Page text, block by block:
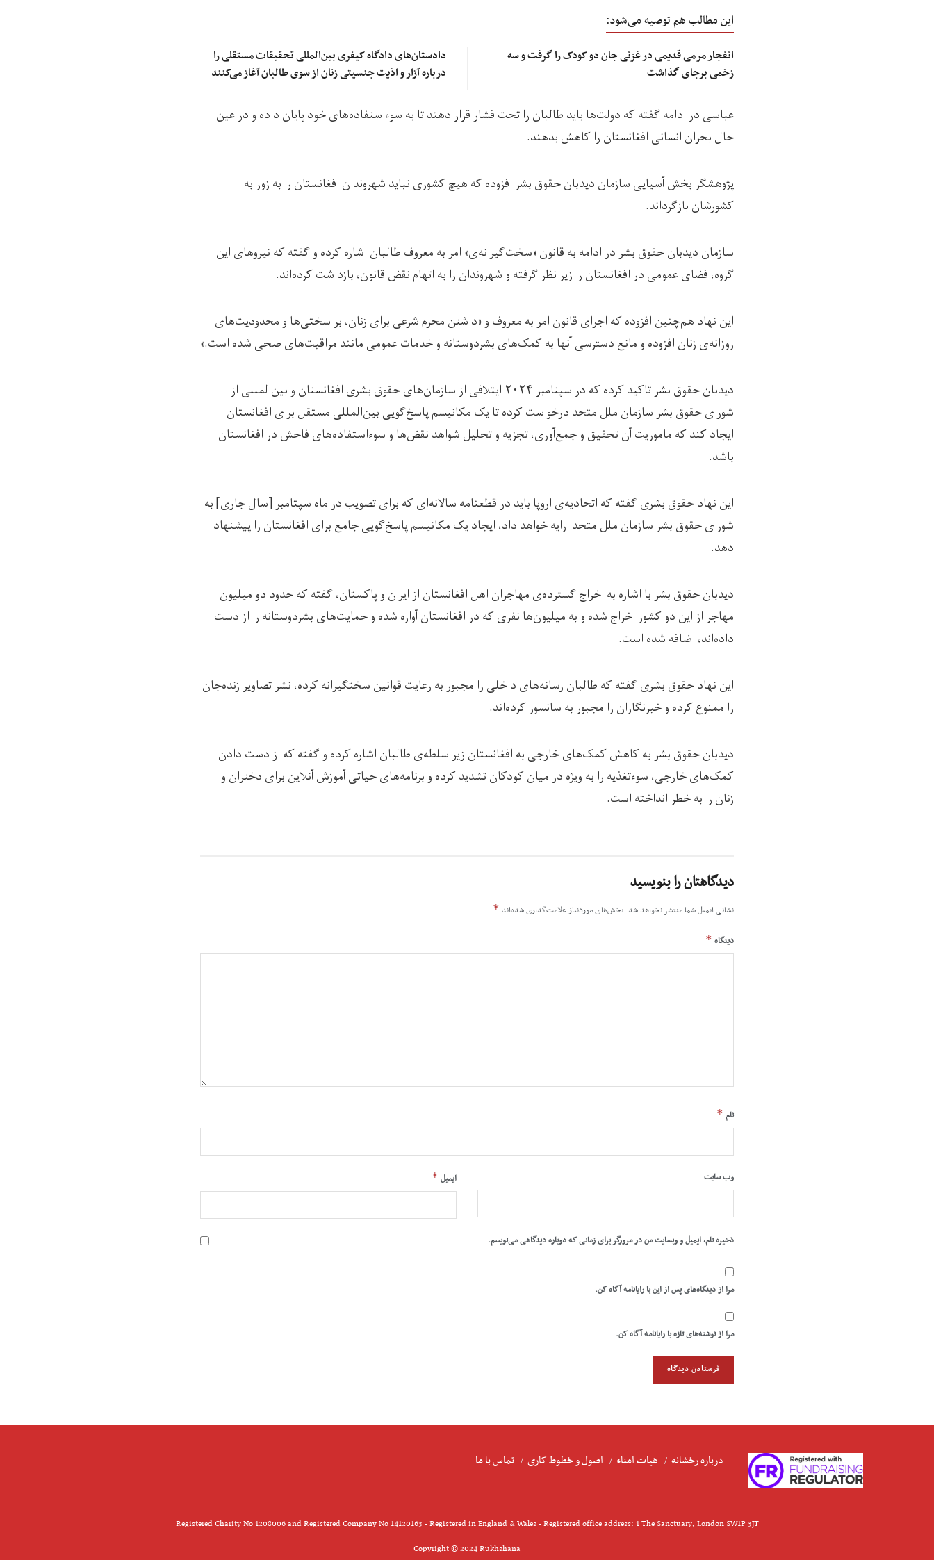
این مطالب هم توصیه می‌شود:
انفجار مرمی قدیمی در غزنی جان دو کودک را گرفت و سه
زخمی برجای گذاشت
دادستان‌های دادگاه کیفری بین‌المللی تحقیقات مستقلی را
درباره آزار و اذیت جنسیتی زنان از سوی طالبان آغاز می‌کنند
عباسی در ادامه گفته که دولت‌ها باید طالبان را تحت فشار قرار دهند تا به سوءاستفاده‌های خود پایان داده و در عین
حال بحران انسانی افغانستان را کاهش بدهند.
پژوهشگر بخش آسیایی سازمان دیدبان حقوق بشر افزوده که هیچ کشوری نباید شهروندان افغانستان را به زور به
کشورشان بازگرداند.
سازمان دیدبان حقوق بشر در ادامه به قانون «سخت‌گیرانه‌ی» امر به معروف طالبان اشاره کرده و گفته که نیروهای این
گروه، فضای عمومی در افغانستان را زیر نظر گرفته‌ و شهروندان را به اتهام نقض قانون، بازداشت کرده‌اند.
این نهاد هم‌چنین افزوده که اجرای قانون امر به معروف و «داشتن محرم شرعی برای زنان، بر سختی‌ها و محدودیت‌های
روزانه‌ی زنان افزوده و مانع دسترسی آنها به کمک‌های بشردوستانه و خدمات عمومی مانند مراقبت‌های صحی شده است.»
دیدبان حقوق بشر تاکید کرده که در سپتامبر ۲۰۲۴ ایتلافی از سازمان‌های حقوق بشری افغانستان و بین‌المللی از
شورای حقوق بشر سازمان ملل متحد درخواست کرده تا یک مکانیسم پاسخ‌گویی بین‌المللی مستقل برای افغانستان
ایجاد کند که ماموریت آن تحقیق و جمع‌آوری، تجزیه و تحلیل شواهد نقض‌ها و سوءاستفاده‌های فاحش در افغانستان
باشد.
این نهاد حقوق بشری گفته که اتحادیه‌ی اروپا باید در قطعنامه سالانه‌ای که برای تصویب در ماه سپتامبر [سال جاری] به
شورای حقوق بشر سازمان ملل متحد ارایه خواهد داد، ایجاد یک مکانیسم پاسخ‌گویی جامع برای افغانستان را پیشنهاد
دهد.
دیدبان حقوق بشر با اشاره به اخراج گسترده‌ی مهاجران اهل افغانستان از ایران و پاکستان، گفته که حدود دو میلیون
مهاجر از این دو کشور اخراج شده و به میلیون‌ها نفری که در افغانستان آواره شده‌ و حمایت‌های بشردوستانه را از دست
داده‌‌اند، اضافه شده است.
این نهاد حقوق بشری گفته که طالبان رسانه‌های داخلی را مجبور به رعایت قوانین سختگیرانه‌ کرده، نشر تصاویر زنده‌جان
را ممنوع کرده و خبرنگاران را مجبور به سانسور کرده‌اند.
دیدبان حقوق بشر به کاهش کمک‌های خارجی به افغانستان زير سلطه‌ی طالبان اشاره کرده و گفته که از دست دادن
کمک‌های خارجی، سوءتغذیه را به ویژه در میان کودکان تشدید کرده و برنامه‌های حیاتی آموزش آنلاین برای دختران و
زنان را به خطر انداخته است.
دیدگاهتان را بنویسید
نشانی ایمیل شما منتشر نخواهد شد. بخش‌های موردنیاز علامت‌گذاری شده‌اند *
دیدگاه *
نام *
ایمیل * وب‌ سایت
ذخیره نام، ایمیل و وبسایت من در مرورگر برای زمانی که دوباره دیدگاهی می‌نویسم.
مرا از دیدگاه‌های پس از این با رایانامه آگاه کن.
مرا از نوشته‌های تازه با رایانامه آگاه کن.
درباره رخشانه هیات امناء اصول و خطوط کاری تماس با ما
Registered Charity No 1208006 and Registered Company No 14120163 - Registered in England & Wales - Registered office address: 1 The Sanctuary, London SW1P 3JT
Copyright © 2024 Rukhshana